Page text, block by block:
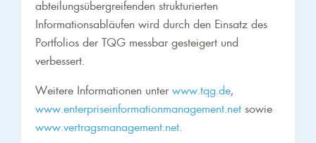
abteilungsübergreifenden strukturierten
Informationsabläufen wird durch den Einsatz des
Portfolios der TQG messbar gesteigert und
verbessert.
Weitere Informationen unter www.tqg.de,
www.enterpriseinformationmanagement.net sowie
www.vertragsmanagement.net.